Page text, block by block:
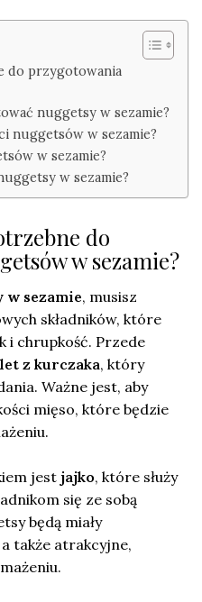
do przygotowania
nuggetsy w sezamie?
nuggetsów w sezamie?
w sezamie?
w sezamie?
do
w sezamie?
w sezamie, musisz
składników, które
i chrupkość. Przede
z kurczaka, który
Ważne jest, aby
mięso, które będzie
jest jajko, które służy
się ze sobą
będą miały
także atrakcyjne,